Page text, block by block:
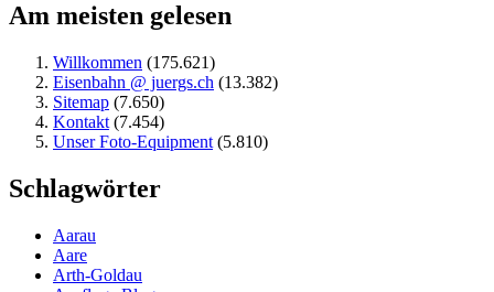
Am meisten gelesen
Willkommen (175.621)
Eisenbahn @ juergs.ch (13.382)
Sitemap (7.650)
Kontakt (7.454)
Unser Foto-Equipment (5.810)
Schlagwörter
Aarau
Aare
Arth-Goldau